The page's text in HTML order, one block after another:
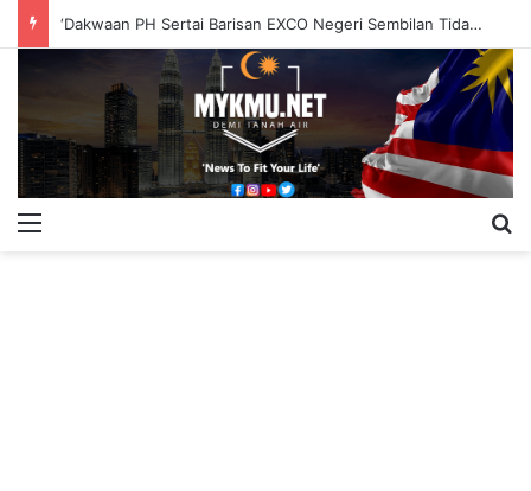
‘Dakwaan PH Sertai Barisan EXCO Negeri Sembilan Tidak Berasas’